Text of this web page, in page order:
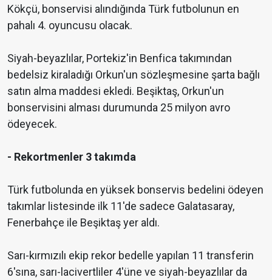
Kökçü, bonservisi alındığında Türk futbolunun en
pahalı 4. oyuncusu olacak.
Siyah-beyazlılar, Portekiz'in Benfica takımından
bedelsiz kiraladığı Orkun'un sözleşmesine şarta bağlı
satın alma maddesi ekledi. Beşiktaş, Orkun'un
bonservisini alması durumunda 25 milyon avro
ödeyecek.
- Rekortmenler 3 takımda
Türk futbolunda en yüksek bonservis bedelini ödeyen
takımlar listesinde ilk 11'de sadece Galatasaray,
Fenerbahçe ile Beşiktaş yer aldı.
Sarı-kırmızılı ekip rekor bedelle yapılan 11 transferin
6'sına, sarı-lacivertliler 4'üne ve siyah-beyazlılar da